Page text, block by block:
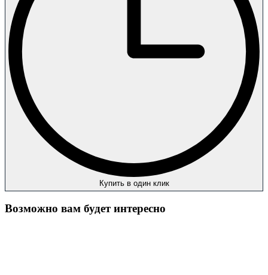
Купить в один клик
Возможно вам будет интересно